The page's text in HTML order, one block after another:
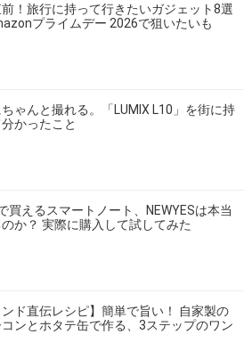
！旅行に持って行きたいガジェット8選
プライムデー 2026で狙いたいも
ゃんと撮れる。「LUMIX L10」を街に持
かったこと
買えるスマートノート、NEWYESは本当
か？ 実際に購入して試してみた
ンド直伝レシピ】簡単で旨い！ 自家製の
ンとホタテ缶で作る、3ステップのワン